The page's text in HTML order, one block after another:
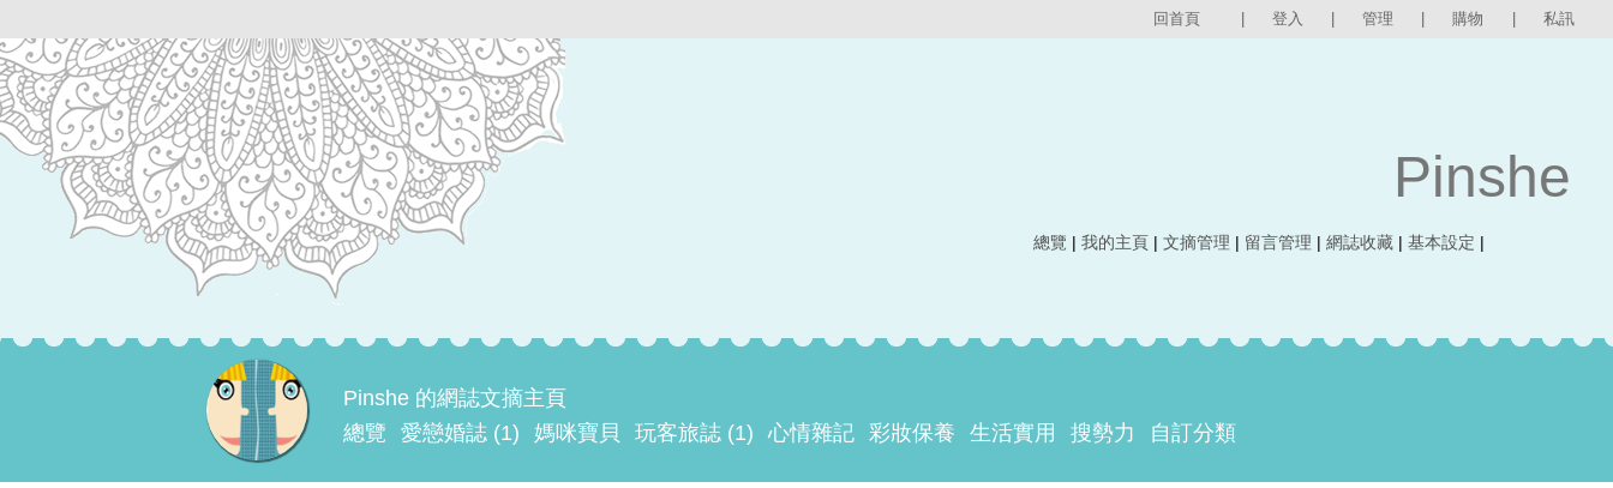
回首頁 登入 管理 購物 私訊
Pinshe
總覽 | 我的主頁 | 文摘管理 | 留言管理 | 網誌收藏 | 基本設定 |
Pinshe 的網誌文摘主頁
總覽
愛戀婚誌 (1) 媽咪寶貝 玩客旅誌 (1) 心情雜記 彩妝保養 生活實用 搜勢力 自訂分類